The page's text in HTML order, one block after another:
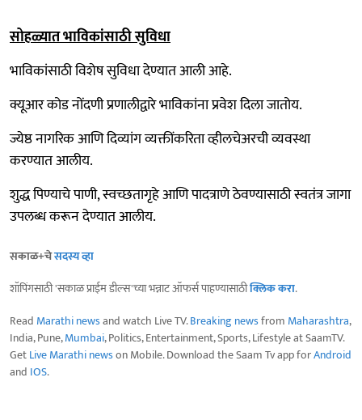
सोहळ्यात भाविकांसाठी सुविधा
भाविकांसाठी विशेष सुविधा देण्यात आली आहे.
क्यूआर कोड नोंदणी प्रणालीद्वारे भाविकांना प्रवेश दिला जातोय.
ज्येष्ठ नागरिक आणि दिव्यांग व्यक्तींकरिता व्हीलचेअरची व्यवस्था
करण्यात आलीय.
शुद्ध पिण्याचे पाणी, स्वच्छतागृहे आणि पादत्राणे ठेवण्यासाठी स्वतंत्र जागा
उपलब्ध करून देण्यात आलीय.
सकाळ+चेसदस्य व्हा
शॉपिंगसाठी 'सकाळ प्राईम डील्स'च्या भन्नाट ऑफर्स पाहण्यासाठीक्लिक करा.
Read Marathi newsand watch Live TV.Breaking newsfrom Maharashtra,
India, Pune,Mumbai, Politics, Entertainment, Sports, Lifestyle at SaamTV.
GetLive Marathi newson Mobile. Download the Saam Tv app forAndroid
and IOS.